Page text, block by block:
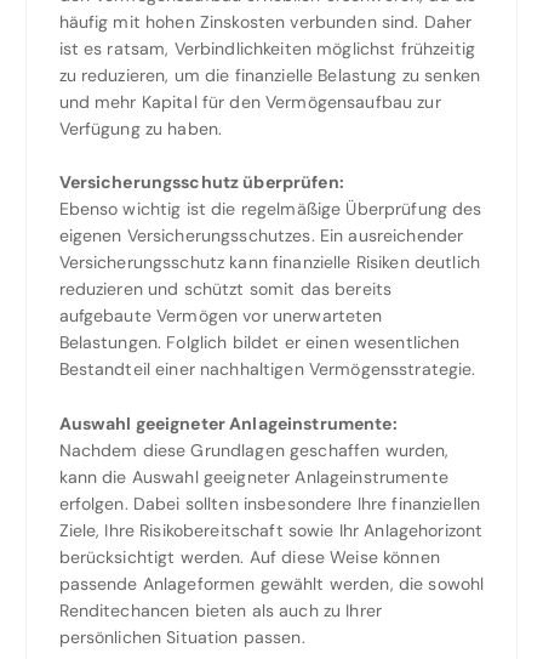
häufig mit hohen Zinskosten verbunden sind. Daher
ist es ratsam, Verbindlichkeiten möglichst frühzeitig
zu reduzieren, um die finanzielle Belastung zu senken
und mehr Kapital für den Vermögensaufbau zur
Verfügung zu haben.
Versicherungsschutz überprüfen:
Ebenso wichtig ist die regelmäßige Überprüfung des
eigenen Versicherungsschutzes. Ein ausreichender
Versicherungsschutz kann finanzielle Risiken deutlich
reduzieren und schützt somit das bereits
aufgebaute Vermögen vor unerwarteten
Belastungen. Folglich bildet er einen wesentlichen
Bestandteil einer nachhaltigen Vermögensstrategie.
Auswahl geeigneter Anlageinstrumente:
Nachdem diese Grundlagen geschaffen wurden,
kann die Auswahl geeigneter Anlageinstrumente
erfolgen. Dabei sollten insbesondere Ihre finanziellen
Ziele, Ihre Risikobereitschaft sowie Ihr Anlagehorizont
berücksichtigt werden. Auf diese Weise können
passende Anlageformen gewählt werden, die sowohl
Renditechancen bieten als auch zu Ihrer
persönlichen Situation passen.